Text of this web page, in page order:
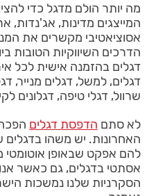
מה יותר הולם מדגל כדי
המייצגים מדינות, אג'נדות,
אסוציאטיבי מקשרים את
הדרכים השיווקיות הטובות
דגלים בהזמנה אישית לכל
דגלים, למשל, דגלים מנייר,
שרוול, דגלי טיפה, דגלונים
לא סתם הדפסת דגלים
האחרונות. יש משהו בדגלים
להם אפקט שבאופן אוטומטי
אסתטי בדגלים, גם כאשר
הסקרניות שלנו נמשכות